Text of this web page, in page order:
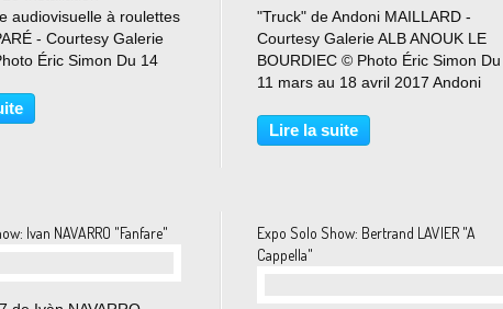
audiovisuelle à roulettes
- Courtesy Galerie
Éric Simon Du 14
et la réalité que les
nos contemporains.
"Truck" de Andoni MAILLARD -
Courtesy Galerie ALB ANOUK LE
BOURDIEC © Photo Éric Simon Du
11 mars au 18 avril 2017 Andoni
médiums dans son art, à la fois
provocateur et désarmant de kitch.
Lire la suite
Ivan NAVARRO "Fanfare"
Expo Solo Show: Bertrand LAVIER "A
Cappella"